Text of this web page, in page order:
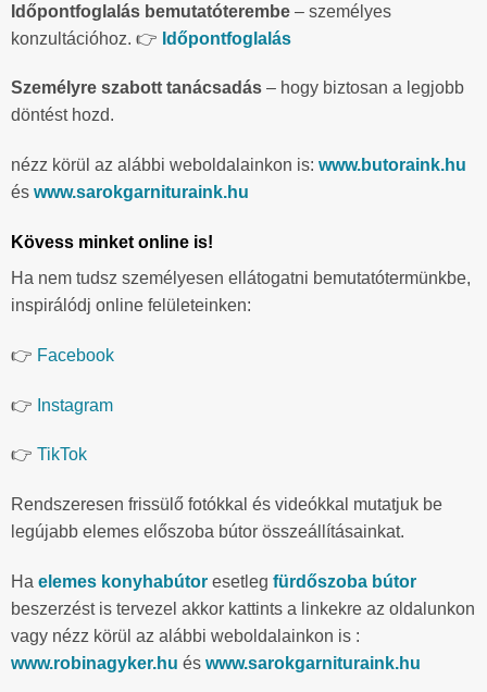
Időpontfoglalás bemutatóterembe – személyes
konzultációhoz. 👉 Időpontfoglalás
Személyre szabott tanácsadás – hogy biztosan a legjobb
döntést hozd.
nézz körül az alábbi weboldalainkon is: www.butoraink.hu
és www.sarokgarnituraink.hu
Kövess minket online is!
Ha nem tudsz személyesen ellátogatni bemutatótermünkbe,
inspirálódj online felületeinken:
👉 Facebook
👉 Instagram
👉 TikTok
Rendszeresen frissülő fotókkal és videókkal mutatjuk be
legújabb elemes előszoba bútor összeállításainkat.
Ha elemes konyhabútor esetleg fürdőszoba bútor
beszerzést is tervezel akkor kattints a linkekre az oldalunkon
vagy nézz körül az alábbi weboldalainkon is :
www.robinagyker.hu és www.sarokgarnituraink.hu